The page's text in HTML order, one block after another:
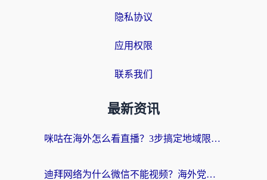
隐私协议
应用权限
联系我们
最新资讯
咪咕在海外怎么看直播？3步搞定地域限制，还能畅看腾讯视频与国内热剧
迪拜网络为什么微信不能视频？海外党必看的回国加速全攻略